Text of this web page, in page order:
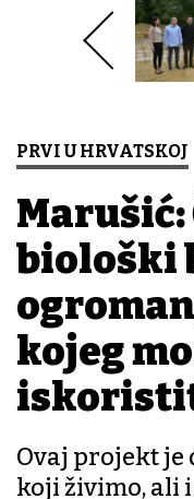
PRVI U HRVATSKOJ
Marušić:
biološki
kojeg
Ovaj projekt je
koji živimo, ali